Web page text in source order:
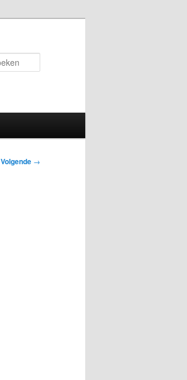
Volgende →